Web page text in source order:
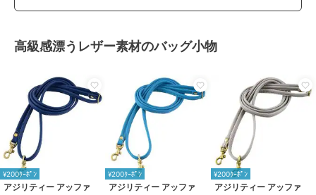
高級感漂うレザー素材のバッグ小物
¥200ｸｰﾎﾟﾝ
アジリティー アッファ
¥200ｸｰﾎﾟﾝ
アジリティー アッファ
¥200ｸｰﾎﾟﾝ
アジリティー アッファ